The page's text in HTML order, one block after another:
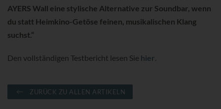
AYERS Wall eine stylische Alternative zur Soundbar, wenn
du statt Heimkino-Getöse feinen, musikalischen Klang
suchst.“
Den vollständigen Testbericht lesen Sie hier.
ZURÜCK ZU ALLEN ARTIKELN